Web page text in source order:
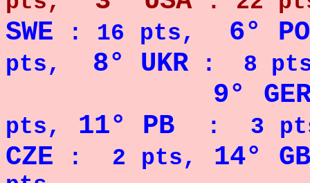
SWE : 16 pts, 6°
pts, 8° UKR: 8
9°
pts, 11° PB : 3
CZE : 2 pts, 14°